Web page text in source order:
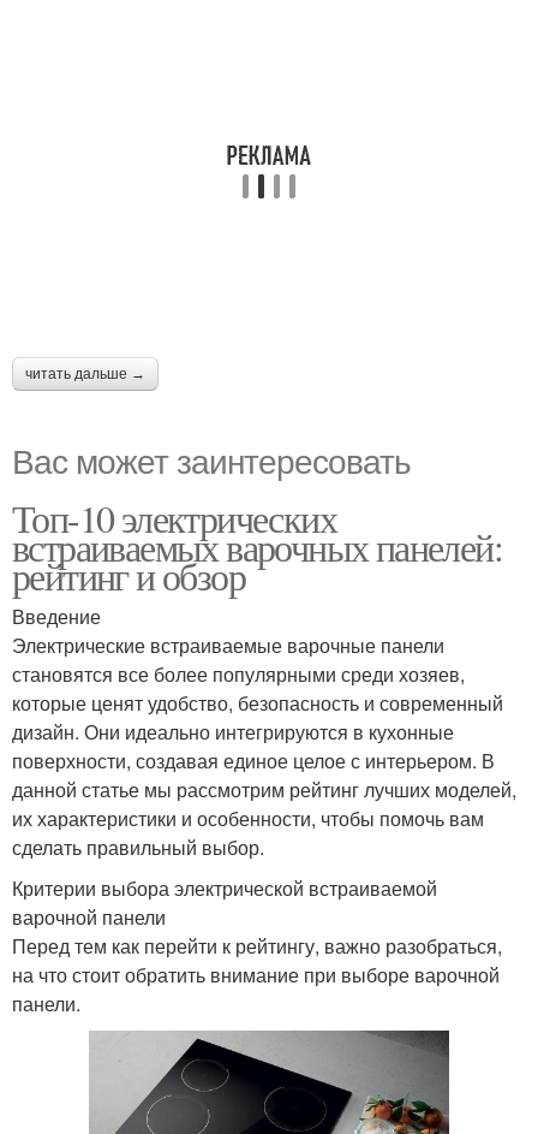
читать дальше →
Вас может заинтересовать
Топ-10 электрических
встраиваемых варочных панелей:
рейтинг и обзор
Введение
Электрические встраиваемые варочные панели
становятся все более популярными среди хозяев,
которые ценят удобство, безопасность и современный
дизайн. Они идеально интегрируются в кухонные
поверхности, создавая единое целое с интерьером. В
данной статье мы рассмотрим рейтинг лучших моделей,
их характеристики и особенности, чтобы помочь вам
сделать правильный выбор.
Критерии выбора электрической встраиваемой
варочной панели
Перед тем как перейти к рейтингу, важно разобраться,
на что стоит обратить внимание при выборе варочной
панели.